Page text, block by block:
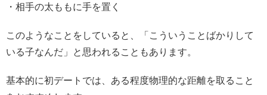
・相手の太ももに手を置く
このようなことをしていると、「こういうことばかりして
いる子なんだ」と思われることもあります。
基本的に初デートでは、ある程度物理的な距離を取ること